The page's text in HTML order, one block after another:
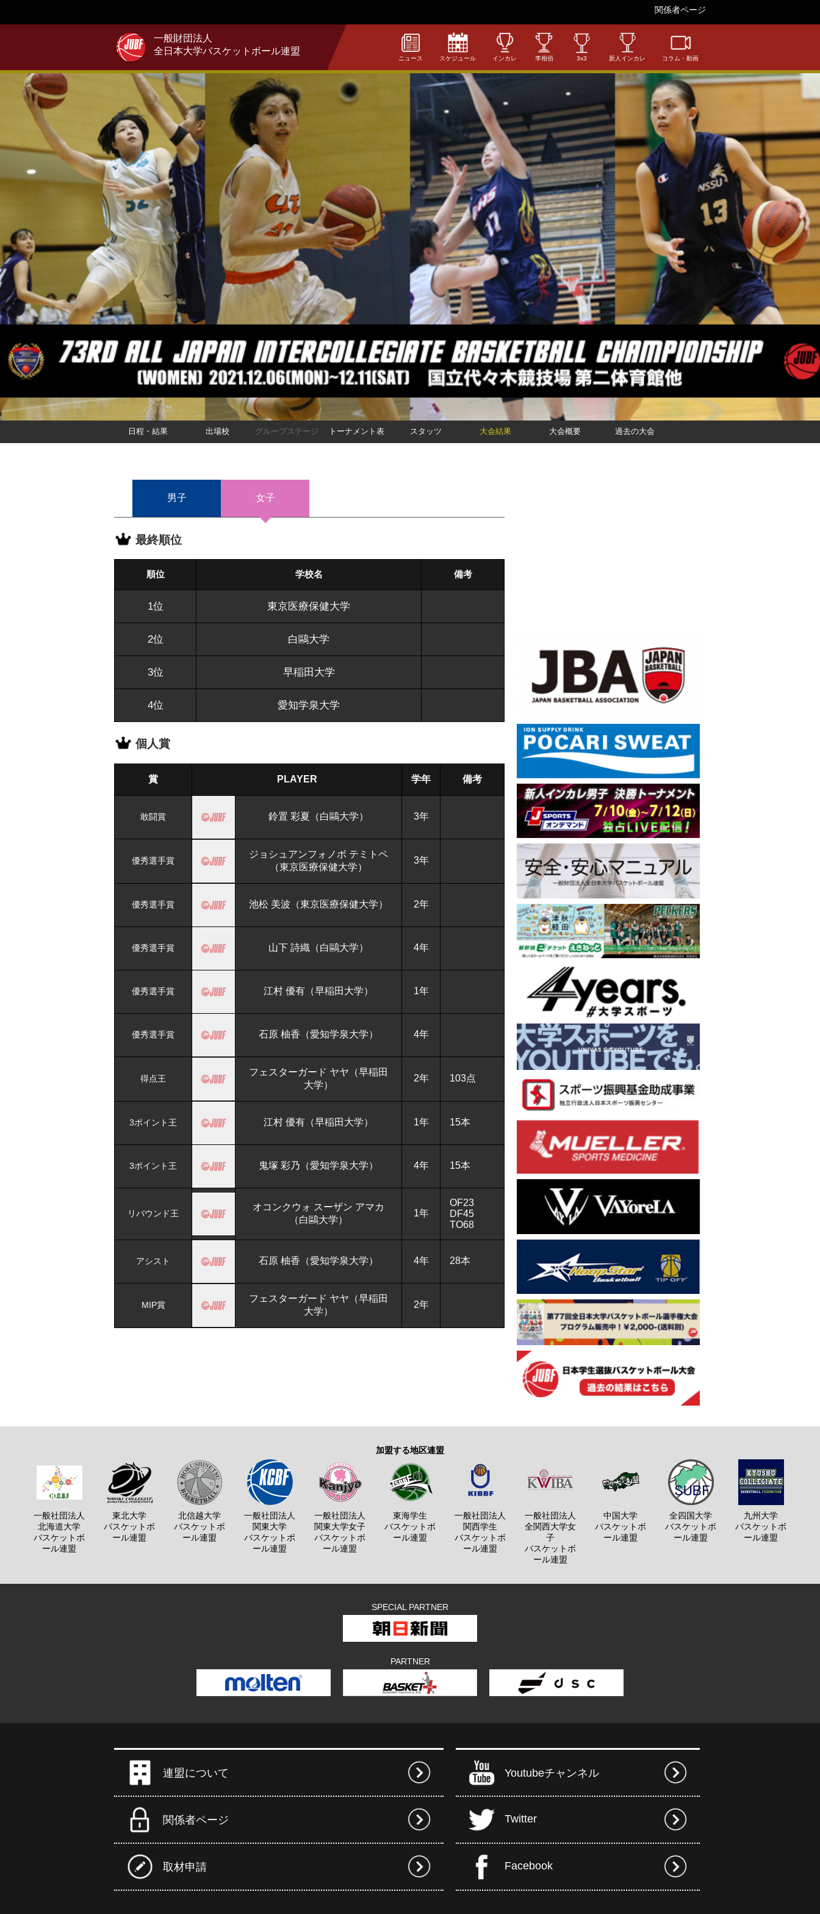
関係者ページ
一般財団法人
全日本大学バスケットボール連盟
ニュース スケジュール インカレ 李相佰 3x3 新人インカレ コラム・動画
日程・結果 出場校 グループステージ トーナメント表 スタッツ 大会結果 大会概要 過去の大会
男子 女子
最終順位
順位 学校名 備考
1位 東京医療保健大学
2位 白鷗大学
3位 早稲田大学
4位 愛知学泉大学
個人賞
賞 PLAYER 学年 備考
敢闘賞 鈴置 彩夏（白鷗大学） 3年
優秀選手賞
ジョシュアンフォノボ テミトペ
（東京医療保健大学）
3年
優秀選手賞 池松 美波（東京医療保健大学） 2年
優秀選手賞 山下 詩織（白鷗大学） 4年
優秀選手賞 江村 優有（早稲田大学） 1年
優秀選手賞 石原 柚香（愛知学泉大学） 4年
得点王
フェスターガード ヤヤ（早稲田
大学）
2年 103点
3ポイント王 江村 優有（早稲田大学） 1年 15本
3ポイント王 鬼塚 彩乃（愛知学泉大学） 4年 15本
リバウンド王
オコンクウォ スーザン アマカ
（白鷗大学）
1年
OF23
DF45
TO68
アシスト 石原 柚香（愛知学泉大学） 4年 28本
MIP賞
フェスターガード ヤヤ（早稲田
大学）
2年
加盟する地区連盟
一般社団法人
北海道大学
バスケットボ
ール連盟
東北大学
バスケットボ
ール連盟
北信越大学
バスケットボ
ール連盟
一般社団法人
関東大学
バスケットボ
ール連盟
一般社団法人
関東大学女子
バスケットボ
ール連盟
東海学生
バスケットボ
ール連盟
一般社団法人
関西学生
バスケットボ
ール連盟
一般社団法人
全関西大学女
子
バスケットボ
ール連盟
中国大学
バスケットボ
ール連盟
全四国大学
バスケットボ
ール連盟
九州大学
バスケットボ
ール連盟
SPECIAL PARTNER
PARTNER
連盟について
関係者ページ
取材申請
Youtubeチャンネル
Twitter
Facebook